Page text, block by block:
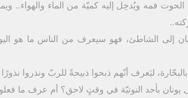
الحوت فمه ويُدخِل إليه كميّة من الماء والهواء..
إلى الشاطئ، فهو سيعرف من الناس ما هو
يونان بأحد النوتيّة في وقتٍ لاحق؟ أم عرف ما